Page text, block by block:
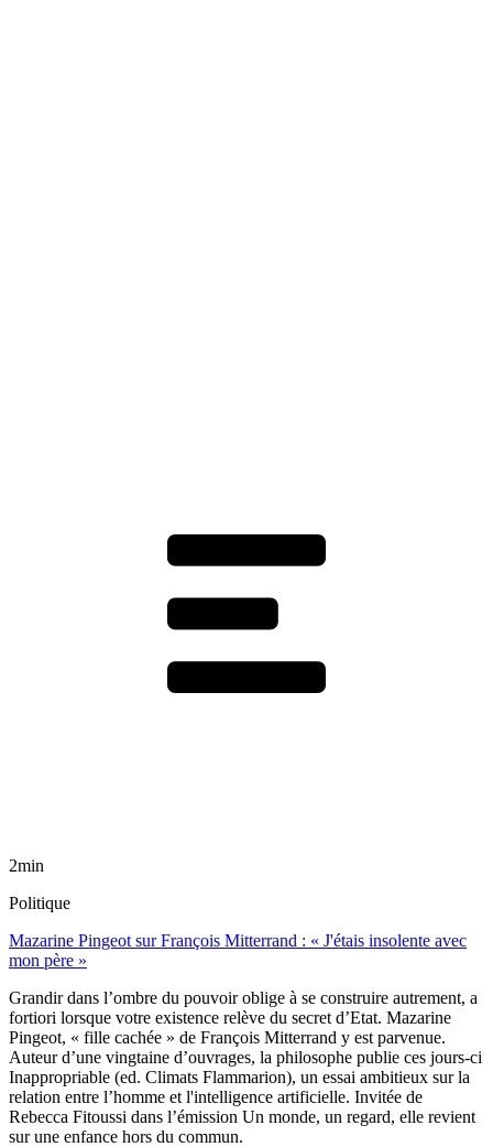
2min
Politique
Mazarine Pingeot sur François Mitterrand : « J'étais insolente avec
mon père »
Grandir dans l’ombre du pouvoir oblige à se construire autrement, a
fortiori lorsque votre existence relève du secret d’Etat. Mazarine
Pingeot, « fille cachée » de François Mitterrand y est parvenue.
Auteur d’une vingtaine d’ouvrages, la philosophe publie ces jours-ci
Inappropriable (ed. Climats Flammarion), un essai ambitieux sur la
relation entre l’homme et l'intelligence artificielle. Invitée de
Rebecca Fitoussi dans l’émission Un monde, un regard, elle revient
sur une enfance hors du commun.